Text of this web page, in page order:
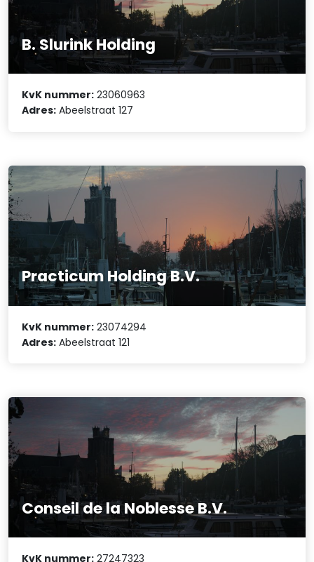
B. Slurink Holding
KvK nummer: 23060963
Adres: Abeelstraat 127
Practicum Holding B.V.
KvK nummer: 23074294
Adres: Abeelstraat 121
Conseil de la Noblesse B.V.
KvK nummer: 27247323